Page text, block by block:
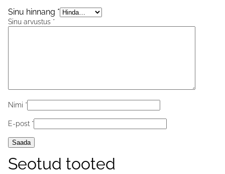
Sinu hinnang *
Sinu arvustus *
Nimi *
E-post *
Seotud tooted